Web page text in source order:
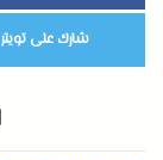
شارك على تويتر